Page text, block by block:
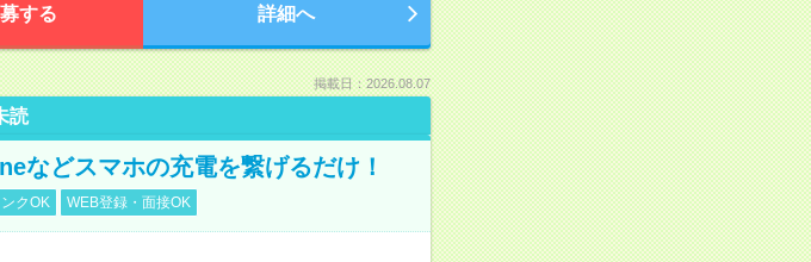
する 詳細へ
掲載日：2026.08.07
読
などスマホの充電を繋げるだけ！
クOK WEB登録・面接OK